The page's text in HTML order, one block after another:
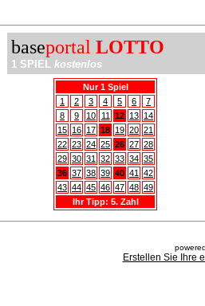
baseportal LOTTO
1 SPIEL kostenlos
Nur 1 Spiel
1
2 3 4 5 6
7
8
9 10 11 12 13 14
15 16 17 18 19 20 21
22 23 24 25 26 27 28
29 30 31 32 33 34 35
36 37 38 39 40 41
42
43 44 45 46 47 48 49
Ihr Tipp: 5. Zahl
Erstellen Sie Ihre